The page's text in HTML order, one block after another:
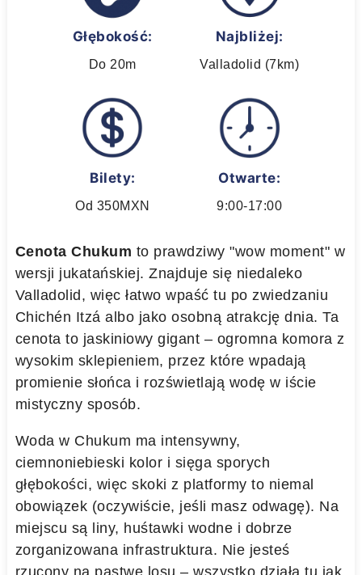
Głębokość:
Do 20m
Najbliżej:
Valladolid (7km)
Bilety:
Od 350MXN
Otwarte:
9:00-17:00
Cenota Chukum to prawdziwy "wow moment" w
wersji jukatańskiej. Znajduje się niedaleko
Valladolid, więc łatwo wpaść tu po zwiedzaniu
Chichén Itzá albo jako osobną atrakcję dnia. Ta
cenota to jaskiniowy gigant – ogromna komora z
wysokim sklepieniem, przez które wpadają
promienie słońca i rozświetlają wodę w iście
mistyczny sposób.
Woda w Chukum ma intensywny,
ciemnoniebieski kolor i sięga sporych
głębokości, więc skoki z platformy to niemal
obowiązek (oczywiście, jeśli masz odwagę). Na
miejscu są liny, huśtawki wodne i dobrze
zorganizowana infrastruktura. Nie jesteś
rzucony na pastwę losu – wszystko działa tu jak